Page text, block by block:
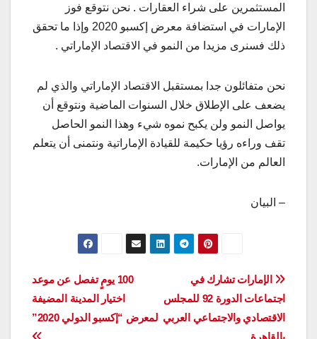
المستثمرين على شراء العقارات . نحن نتوقع فوز
الإمارات في استضافة معرض إكسبو 2020 وإذا ما تحقق
ذلك فسنرى مزيدا من النمو في الاقتصاد الإماراتي .
نحن متفائلون جدا بمستقبل الاقتصاد الإماراتي والذي لم
يضعف على الإطلاق خلال السنوات الماضية ونتوقع أن
يواصل النمو ولن يكبح نموه شيء وهذا النمو الحاصل
تقف وراءه رؤيا حكيمة للقيادة الإماراتية ونتمنى أن يتعلم
العالم من الإمارات.
– البيان
تصفّح
المقالات
100 يومٍ تفصل عن موعد
اختيار المدينة المضيفة
لمعرض “إكسبو الدولي 2020”
الإمارات تشارك في
اجتماعات الدورة 92 للمجلس
الاقتصادي والاجتماعي العربي